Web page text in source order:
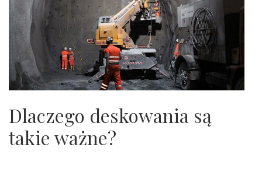
Dlaczego deskowania są
takie ważne?